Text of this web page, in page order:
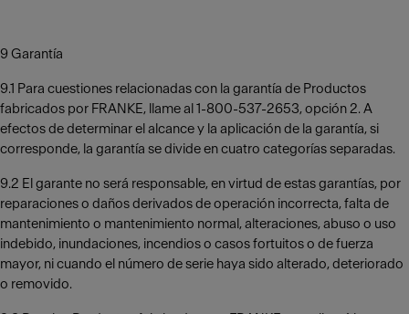
9 Garantía
9.1 Para cuestiones relacionadas con la garantía de Productos
fabricados por FRANKE, llame al 1-800-537-2653, opción 2. A
efectos de determinar el alcance y la aplicación de la garantía, si
corresponde, la garantía se divide en cuatro categorías separadas.
9.2 El garante no será responsable, en virtud de estas garantías, por
reparaciones o daños derivados de operación incorrecta, falta de
mantenimiento o mantenimiento normal, alteraciones, abuso o uso
indebido, inundaciones, incendios o casos fortuitos o de fuerza
mayor, ni cuando el número de serie haya sido alterado, deteriorado
o removido.